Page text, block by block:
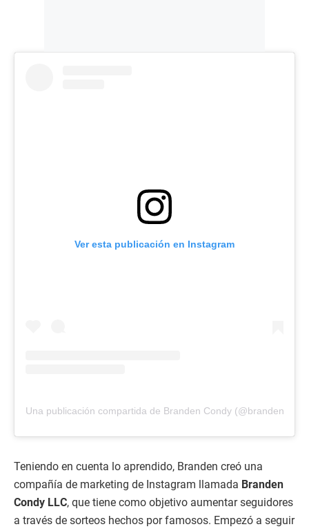
Ver esta publicación en Instagram
Una publicación compartida de Branden Condy
Teniendo en cuenta lo aprendido, Branden creó una
compañía de marketing de Instagram llamada Branden
Condy LLC, que tiene como objetivo aumentar seguidores
a través de sorteos hechos por famosos. Empezó a seguir